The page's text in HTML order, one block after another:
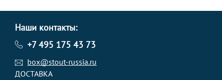
Наши контакты:
+7 495 175 43 73
box@stout-russia.ru
ДОСТАВКА